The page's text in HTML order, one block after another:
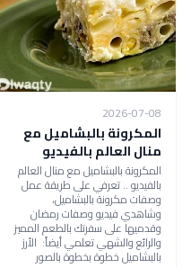
2026-07-08
المكرونة بالبشاميل مع
منال العالم بالفيديو
المكرونة بالبشاميل مع منال العالم
بالفيديو .. تعرفي على طريقة عمل
وصفات مكرونة بالبشاميل،
وشاهدي فيديو وصفات رمضان
وقدميها على سفرتك بالطعم المميز
والرائع والشهي تعلمي أيضاً: الأرز
بالبشاميل خطوة بخطوة بالصور